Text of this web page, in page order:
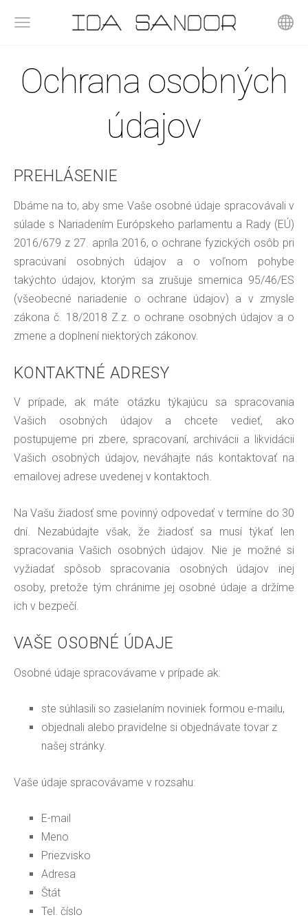
Ochrana osobných
údajov
PREHLÁSENIE
Dbáme na to, aby sme Vaše osobné údaje spracovávali v
súlade s Nariadením Európskeho parlamentu a Rady (EÚ)
2016/679 z 27. apríla 2016, o ochrane fyzických osôb pri
spracúvaní osobných údajov a o voľnom pohybe
takýchto údajov, ktorým sa zrušuje smernica 95/46/ES
(všeobecné nariadenie o ochrane údajov) a v zmysle
zákona č. 18/2018 Z.z. o ochrane osobných údajov a o
zmene a doplnení niektorých zákonov.
KONTAKTNÉ ADRESY
V prípade, ak máte otázku týkajúcu sa spracovania
Vašich osobných údajov a chcete vedieť, ako
postupujeme pri zbere, spracovaní, archivácii a likvidácii
Vašich osobných údajov, neváhajte nás kontaktovať na
emailovej adrese uvedenej v kontaktoch.
Na Vašu žiadosť sme povinný odpovedať v termíne do 30
dní. Nezabúdajte však, že žiadosť sa musí týkať len
spracovania Vašich osobných údajov. Nie je možné si
vyžiadať spôsob spracovania osobných údajov inej
osoby, pretože tým chránime jej osobné údaje a držíme
ich v bezpečí.
VAŠE OSOBNÉ ÚDAJE
Osobné údaje spracovávame v prípade ak:
ste súhlasili so zasielaním noviniek formou e-mailu,
objednali alebo pravidelne si objednávate tovar z
našej stránky.
Vaše údaje spracovávame v rozsahu:
E-mail
Meno
Priezvisko
Adresa
Štát
Tel. číslo